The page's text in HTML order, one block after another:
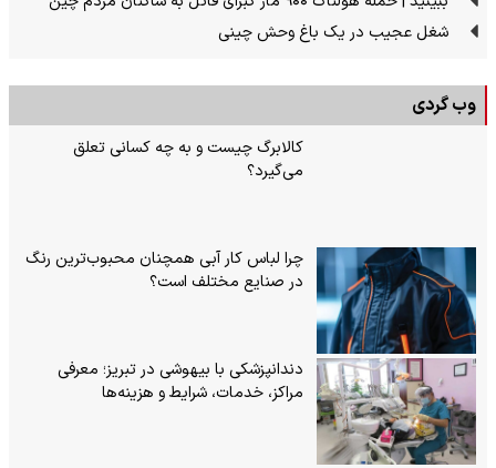
شغل عجیب در یک باغ وحش چینی
وب گردی
کالابرگ چیست و به چه کسانی تعلق
می‌گیرد؟
چرا لباس کار آبی همچنان محبوب‌ترین رنگ
در صنایع مختلف است؟
دندانپزشکی با بیهوشی در تبریز؛ معرفی
مراکز، خدمات، شرایط و هزینه‌ها